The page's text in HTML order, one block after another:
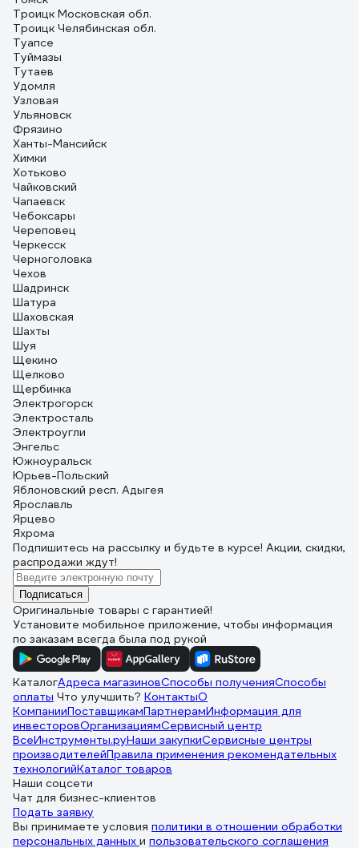
Троицк Московская обл.
Троицк Челябинская обл.
Туапсе
Туймазы
Тутаев
Удомля
Узловая
Ульяновск
Фрязино
Ханты-Мансийск
Химки
Хотьково
Чайковский
Чапаевск
Чебоксары
Череповец
Черкесск
Черноголовка
Чехов
Шадринск
Шатура
Шаховская
Шахты
Шуя
Щекино
Щелково
Щербинка
Электрогорск
Электросталь
Электроугли
Энгельс
Южноуральск
Юрьев-Польский
Яблоновский респ. Адыгея
Ярославль
Ярцево
Яхрома
Подпишитесь на рассылку и будьте в курсе! Акции, скидки,
распродажи ждут!
Подписаться
Оригинальные товары с гарантией!
Установите мобильное приложение, чтобы информация
по заказам всегда была под рукой
КаталогАдреса магазиновСпособы полученияСпособы
оплаты Что улучшить? КонтактыО
КомпанииПоставщикамПартнерамИнформация для
инвесторовОрганизациямСервисный центр
ВсеИнструменты.руНаши закупкиСервисные центры
производителейПравила применения рекомендательных
технологийКаталог товаров
Наши соцсети
Чат для бизнес-клиентов
Подать заявку
Вы принимаете условия политики в отношении обработки
персональных данных и пользовательского соглашения